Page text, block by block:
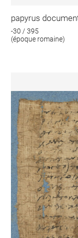
papyrus
-30 / 395
(époque romaine)